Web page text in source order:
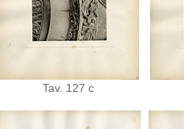
Tav. 127 c